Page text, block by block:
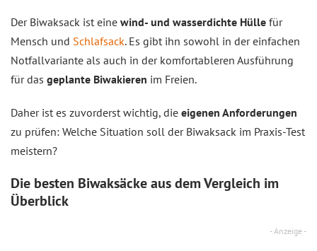
Der Biwaksack ist eine wind- und wasserdichte Hülle für
Mensch und Schlafsack. Es gibt ihn sowohl in der einfachen
Notfallvariante als auch in der komfortableren Ausführung
für das geplante Biwakieren im Freien.
Daher ist es zuvorderst wichtig, die eigenen Anforderungen
zu prüfen: Welche Situation soll der Biwaksack im Praxis-Test
meistern?
Die besten Biwaksäcke aus demVergleich im
Überblick
- Anzeige -